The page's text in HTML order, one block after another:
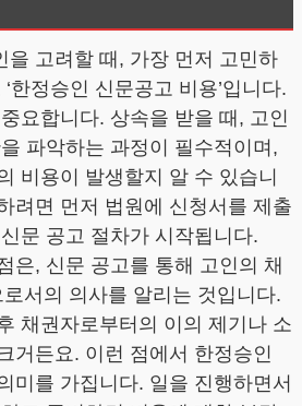
을 고려할 때, 가장 먼저 고민하
한정승인 신문공고 비용’입니다.
요합니다. 상속을 받을 때, 고인
파악하는 과정이 필수적이며,
비용이 발생할지 알 수 있습니
려면 먼저 법원에 신청서를 제출
문 공고 절차가 시작됩니다.
은, 신문 공고를 통해 고인의 채
서의 의사를 알리는 것입니다.
채권자로부터의 이의 제기나 소
거든요. 이런 점에서 한정승인
미를 가집니다. 일을 진행하면서